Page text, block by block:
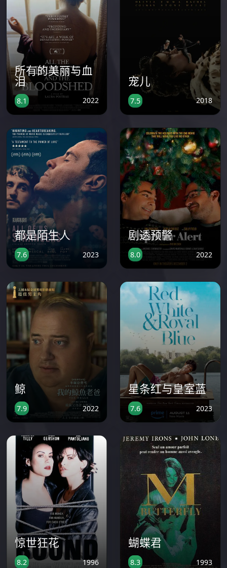
所有的美丽与血
泪
8.1 2022
宠儿
7.5 2018
都是陌生人
7.6 2023
剧透预警
8.0 2022
鲸
7.9 2022
星条红与皇室蓝
7.6 2023
惊世狂花
8.2 1996
蝴蝶君
8.3 1993